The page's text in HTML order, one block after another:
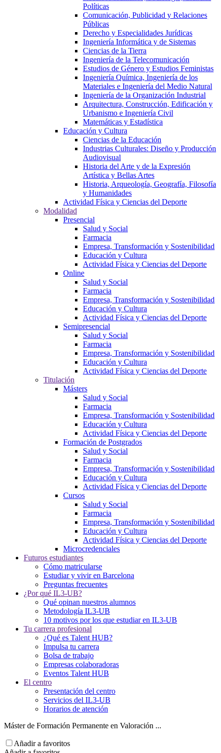
Políticas
Comunicación, Publicidad y Relaciones
Públicas
Derecho y Especialidades Jurídicas
Ingeniería Informática y de Sistemas
Ciencias de la Tierra
Ingeniería de la Telecomunicación
Estudios de Género y Estudios Feministas
Ingeniería Química, Ingeniería de los
Materiales e Ingeniería del Medio Natural
Ingeniería de la Organización Industrial
Arquitectura, Construcción, Edificación y
Urbanismo e Ingeniería Civil
Matemáticas y Estadística
Educación y Cultura
Ciencias de la Educación
Industrias Culturales: Diseño y Producción
Audiovisual
Historia del Arte y de la Expresión
Artística y Bellas Artes
Historia, Arqueología, Geografía, Filosofía
y Humanidades
Actividad Física y Ciencias del Deporte
Modalidad
Presencial
Salud y Social
Farmacia
Empresa, Transformación y Sostenibilidad
Educación y Cultura
Actividad Física y Ciencias del Deporte
Online
Salud y Social
Farmacia
Empresa, Transformación y Sostenibilidad
Educación y Cultura
Actividad Física y Ciencias del Deporte
Semipresencial
Salud y Social
Farmacia
Empresa, Transformación y Sostenibilidad
Educación y Cultura
Actividad Física y Ciencias del Deporte
Titulación
Másters
Salud y Social
Farmacia
Empresa, Transformación y Sostenibilidad
Educación y Cultura
Actividad Física y Ciencias del Deporte
Formación de Postgrados
Salud y Social
Farmacia
Empresa, Transformación y Sostenibilidad
Educación y Cultura
Actividad Física y Ciencias del Deporte
Cursos
Salud y Social
Farmacia
Empresa, Transformación y Sostenibilidad
Educación y Cultura
Actividad Física y Ciencias del Deporte
Microcredenciales
Futuros estudiantes
Cómo matricularse
Estudiar y vivir en Barcelona
Preguntas frecuentes
¿Por qué IL3-UB?
Qué opinan nuestros alumnos
Metodología IL3-UB
10 motivos por los que estudiar en IL3-UB
Tu carrera profesional
¿Qué es Talent HUB?
Impulsa tu carrera
Bolsa de trabajo
Empresas colaboradoras
Eventos Talent HUB
El centro
Presentación del centro
Servicios del IL3-UB
Horarios de atención
Máster de Formación Permanente en Valoración ...
Añadir a favoritos